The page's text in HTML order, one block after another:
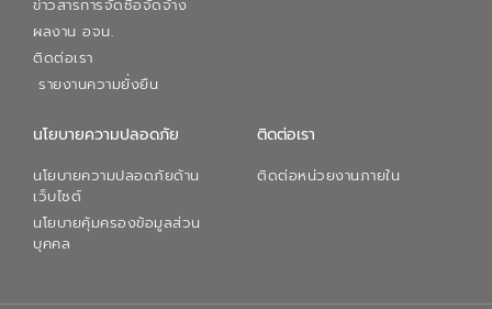
ข่าวสารการจัดซื้อจัดจ้าง
ผลงาน อจน.
ติดต่อเรา
รายงานความยั่งยืน
นโยบายความปลอดภัย
นโยบายความปลอดภัยด้าน
เว็บไซต์
นโยบายคุ้มครองข้อมูลส่วน
บุคคล
ติดต่อเรา
ติดต่อหน่วยงานภายใน